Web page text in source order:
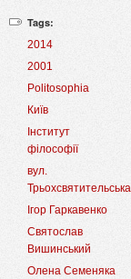
Tags:
2014
2001
Politosophia
Київ
Інститут
філософії
вул.
Трьохсвятительська
Ігор Гаркавенко
Святослав
Вишинський
Олена Семеняка